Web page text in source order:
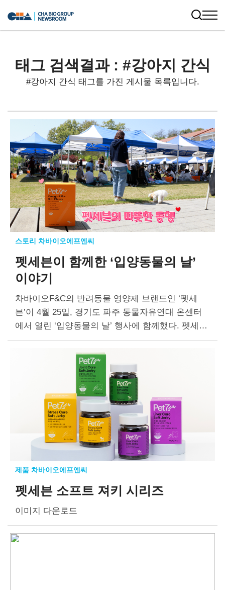
태그 검색결과 : #강아지 간식
#강아지 간식 태그를 가진 게시물 목록입니다.
스토리 차바이오에프엔씨
펫세븐이 함께한 ‘입양동물의 날’
이야기
차바이오F&C의 반려동물 영양제 브랜드인 ‘펫세
븐’이 4월 25일, 경기도 파주 동물자유연대 온센터
에서 열린 ‘입양동물의 날’ 행사에 함께했다. 펫세븐
은 제품 후원에 이어 오프라인 행사 현장을 찾아 반
려동물 복지에 대한 브랜드의 진심을 전했다….
제품 차바이오에프엔씨
펫세븐 소프트 져키 시리즈
이미지 다운로드